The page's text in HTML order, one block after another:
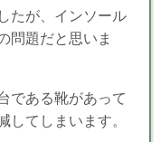
たが、インソール
問題だと思いま
である靴があって
してしまいます。